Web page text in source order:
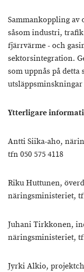
Sammankoppling av
såsom industri,
fjärrvärme - och
sektorsintegration.
som uppnås på
utsläppsminskningar
Ytterligare
Antti Siika-aho,
tfn 050 575 4118
Riku Huttunen,
näringsministeriet,
Juhani Tirkkonen,
näringsministeriet,
Jyrki Alkio,